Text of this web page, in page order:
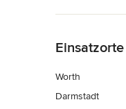
Einsatzorte
Worth
Darmstadt